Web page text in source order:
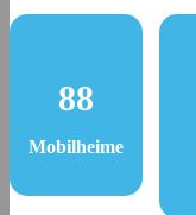
88
Mobilheime